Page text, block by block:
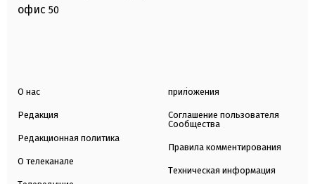
офис 50
О нас
Редакция
Редакционная политика
О телеканале
приложения
Соглашение пользователя
Сообщества
Правила комментирования
Техническая информация